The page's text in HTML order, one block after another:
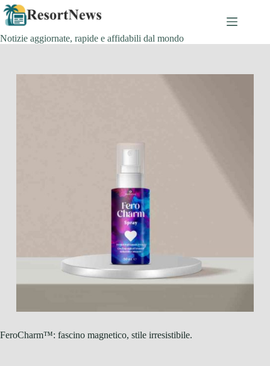
Salta
al
contenuto
Notizie aggiornate, rapide e affidabili dal mondo
FeroCharm™: fascino magnetico, stile irresistibile.